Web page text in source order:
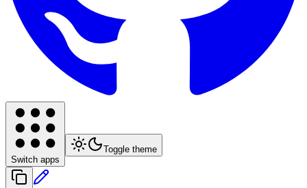
Switch apps
Toggle theme